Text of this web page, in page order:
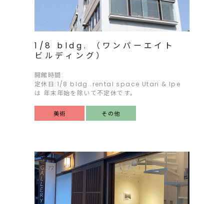
1/8 bldg. （ワンパーエイト
ビルディング）
開館時間:
定休日:1/8 bldg .rental space Utari & Ipe
は 年末年始を除いて不定休です。
美術 その他